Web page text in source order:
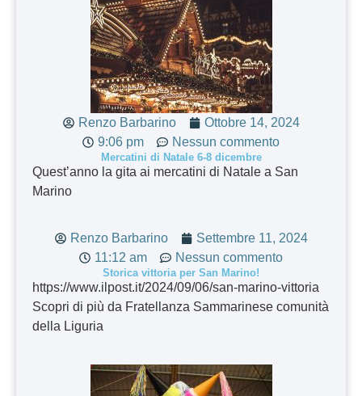
Renzo Barbarino
Ottobre 14, 2024
9:06 pm
Nessun commento
Mercatini di Natale 6-8 dicembre
Quest’anno la gita ai mercatini di Natale a San
Marino
Renzo Barbarino
Settembre 11, 2024
11:12 am
Nessun commento
Storica vittoria per San Marino!
https://www.ilpost.it/2024/09/06/san-marino-vittoria
Scopri di più da Fratellanza Sammarinese comunità
della Liguria